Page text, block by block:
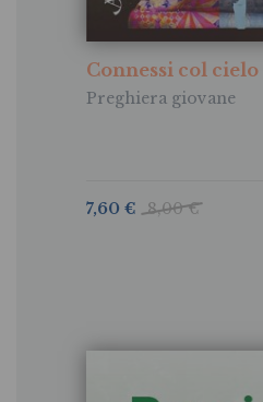
Connessi col cielo
Preghiera giovane
8,00 €
7,60 €